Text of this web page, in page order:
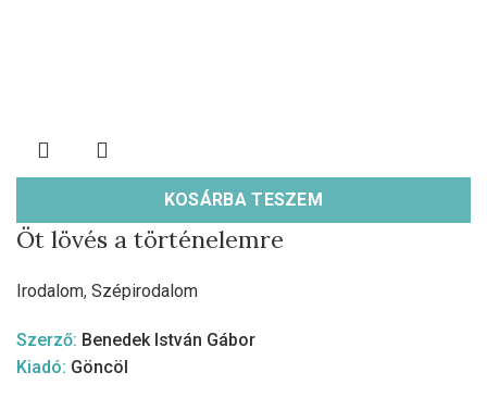
KOSÁRBA TESZEM
Öt lövés a történelemre
Irodalom, Szépirodalom
Szerző: Benedek István Gábor
Kiadó: Göncöl